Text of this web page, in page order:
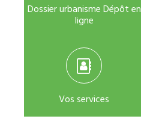
Dossier urbanisme Dépôt en
ligne
Vos services